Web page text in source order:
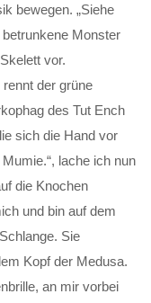
bewegen. „Siehe
Monster
vor.
der grüne
des Tut Ench
sich die Hand vor
lache ich nun
die Knochen
und bin auf dem
Sie
Kopf der Medusa.
an mir vorbei